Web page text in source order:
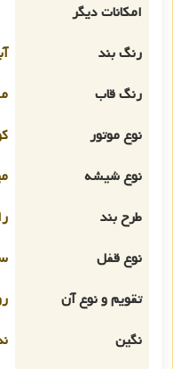
امکانات دیگر
رنگ بند
رنگ قاب
نوع موتور
نوع شیشه
طرح بند
نوع قفل
تقویم و نوع آن
نگین